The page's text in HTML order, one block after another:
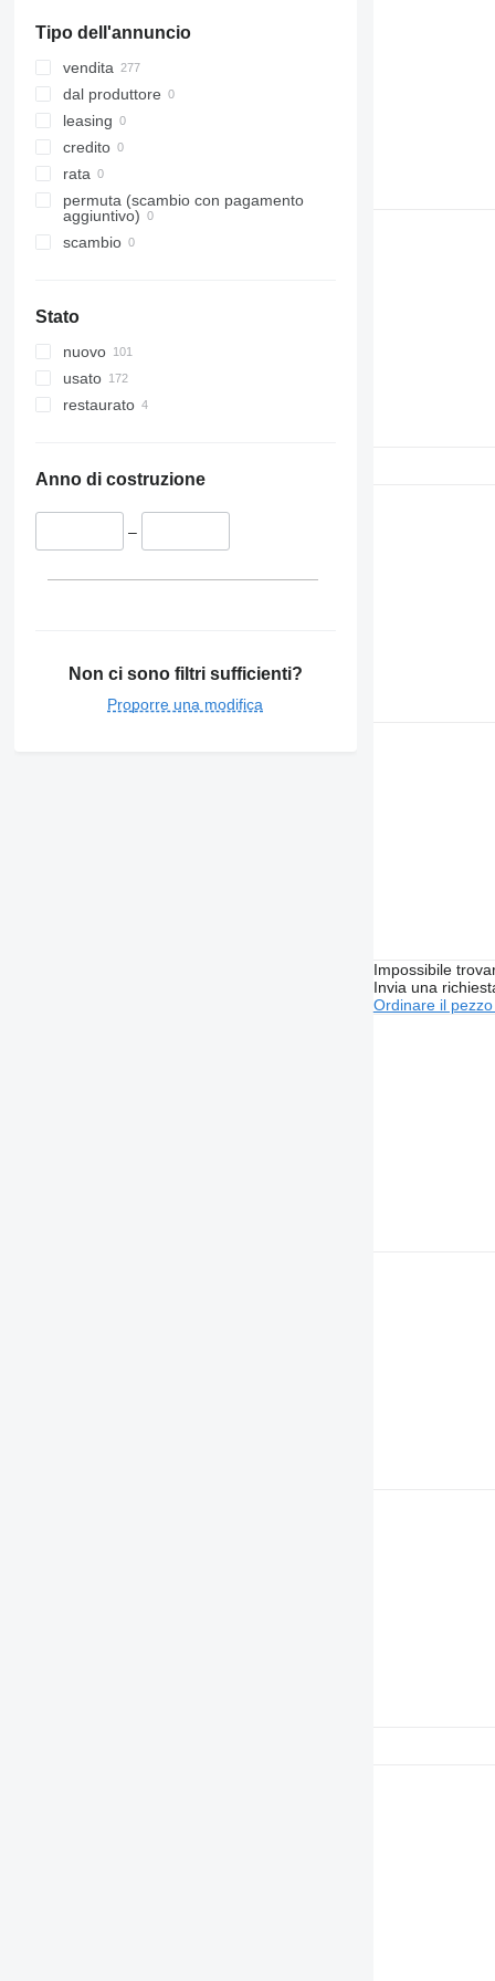
Tipo dell'annuncio
vendita
dal produttore
leasing
credito
rata
permuta (scambio con pagamento
aggiuntivo)
scambio
Stato
nuovo
usato
restaurato
Anno di costruzione
–
Non ci sono filtri sufficienti?
Proporre una modifica
Impossibile
Invia una
Ordinare il